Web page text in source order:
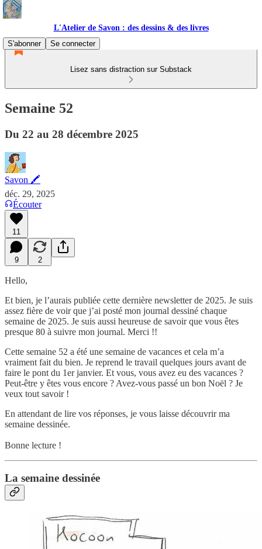
L'Atelier de Savon : des dessins & des livres
S'abonner
Se connecter
Lisez sans distraction sur Substack
Semaine 52
Du 22 au 28 décembre 2025
Savon 🖍
déc. 29, 2025
Écouter
11
9 2
Hello,
Et bien, je l’aurais publiée cette dernière newsletter de 2025. Je suis
assez fière de voir que j’ai posté mon journal dessiné chaque
semaine de 2025. Je suis aussi heureuse de savoir que vous êtes
presque 80 à suivre mon journal. Merci !!
Cette semaine 52 a été une semaine de vacances et cela m’a
vraiment fait du bien. Je reprend le travail quelques jours avant de
faire le pont du 1er janvier. Et vous, vous avez eu des vacances ?
Peut-être y êtes vous encore ? Avez-vous passé un bon Noël ? Je
veux tout savoir !
En attendant de lire vos réponses, je vous laisse découvrir ma
semaine dessinée.
Bonne lecture !
La semaine dessinée